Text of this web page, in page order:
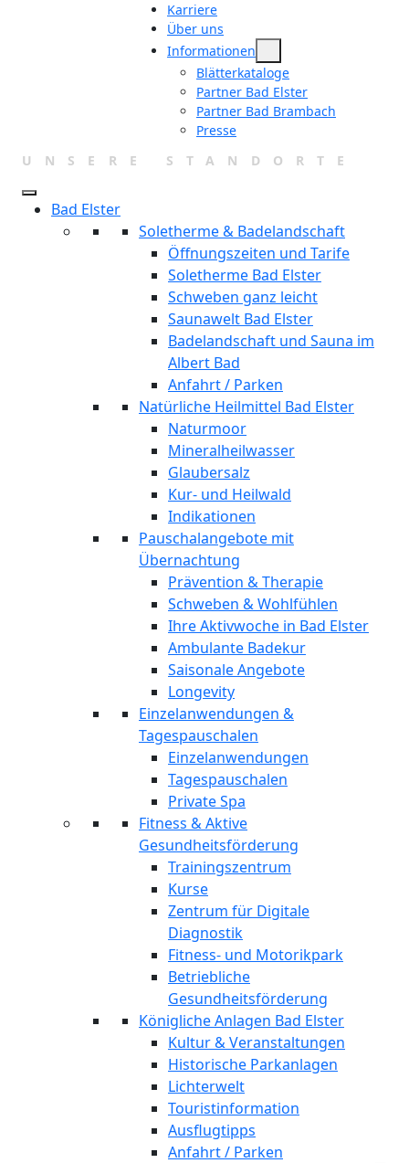
Karriere
Über uns
Informationen
Blätterkataloge
Partner Bad Elster
Partner Bad Brambach
Presse
UNSERE STANDORTE
Bad Elster
Soletherme & Badelandschaft
Öffnungszeiten und Tarife
Soletherme Bad Elster
Schweben ganz leicht
Saunawelt Bad Elster
Badelandschaft und Sauna im
Albert Bad
Anfahrt / Parken
Natürliche Heilmittel Bad Elster
Naturmoor
Mineralheilwasser
Glaubersalz
Kur- und Heilwald
Indikationen
Pauschalangebote mit
Übernachtung
Prävention & Therapie
Schweben & Wohlfühlen
Ihre Aktivwoche in Bad Elster
Ambulante Badekur
Saisonale Angebote
Longevity
Einzelanwendungen &
Tagespauschalen
Einzelanwendungen
Tagespauschalen
Private Spa
Fitness & Aktive
Gesundheitsförderung
Trainingszentrum
Kurse
Zentrum für Digitale
Diagnostik
Fitness- und Motorikpark
Betriebliche
Gesundheitsförderung
Königliche Anlagen Bad Elster
Kultur & Veranstaltungen
Historische Parkanlagen
Lichterwelt
Touristinformation
Ausflugtipps
Anfahrt / Parken